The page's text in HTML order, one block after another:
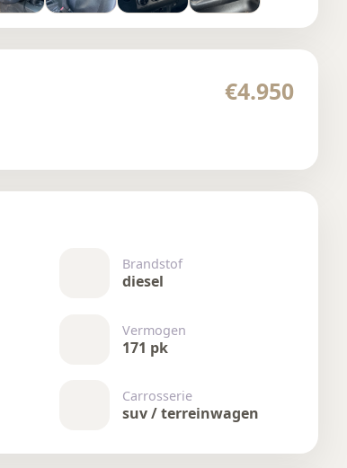
€4.950
Brandstof
diesel
Vermogen
171 pk
Carrosserie
suv / terreinwagen